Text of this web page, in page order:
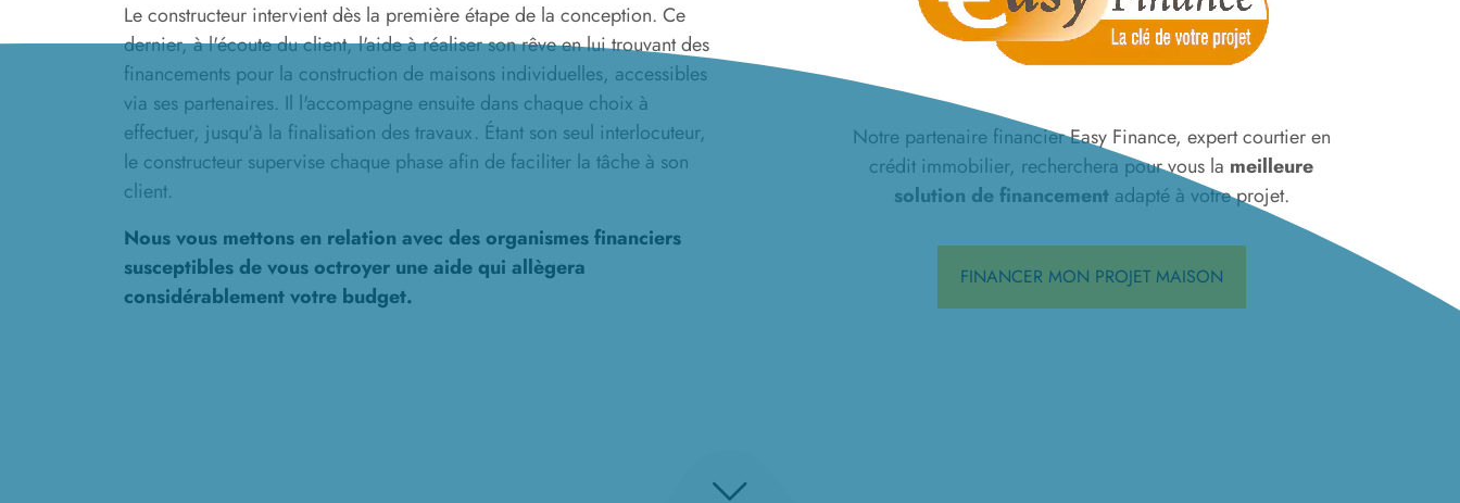
Le constructeur intervient dès la première étape de la conception. Ce
dernier, à l'écoute du client, l'aide à réaliser son rêve en lui trouvant des
financements pour la construction de maisons individuelles, accessibles
via ses partenaires. Il l'accompagne ensuite dans chaque choix à
effectuer, jusqu'à la finalisation des travaux. Étant son seul interlocuteur,
le constructeur supervise chaque phase afin de faciliter la tâche à son
client.
Nous vous mettons en relation avec des organismes financiers
susceptibles de vous octroyer une aide qui allègera
considérablement votre budget.
Notre partenaire financier Easy Finance, expert courtier en
crédit immobilier, recherchera pour vous la meilleure
solution de financementadapté à votre projet.
FINANCER MON PROJET MAISON